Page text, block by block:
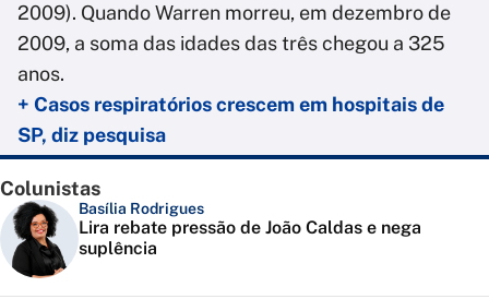
2009). Quando Warren morreu, em dezembro de
2009, a soma das idades das três chegou a 325
anos.
+ Casos respiratórios crescem em hospitais de
SP, diz pesquisa
Colunistas
Basília Rodrigues
Lira rebate pressão de João Caldas e nega
suplência